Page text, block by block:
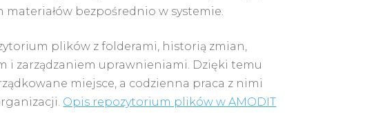
bezpośrednio w systemie.
plików z folderami, historią zmian,
i zarządzaniem uprawnieniami. Dzięki temu
miejsce, a codzienna praca z nimi
Opis repozytorium plików w AMODIT